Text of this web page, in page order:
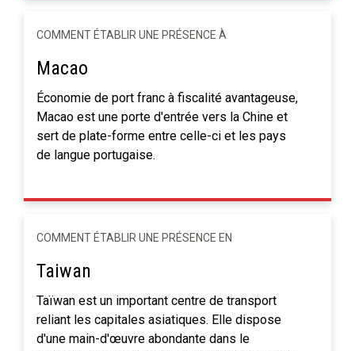
COMMENT ÉTABLIR UNE PRÉSENCE À
Macao
Économie de port franc à fiscalité avantageuse,
Macao est une porte d'entrée vers la Chine et
sert de plate-forme entre celle-ci et les pays
de langue portugaise.
COMMENT ÉTABLIR UNE PRÉSENCE EN
Taiwan
Taïwan est un important centre de transport
reliant les capitales asiatiques. Elle dispose
d'une main-d'œuvre abondante dans le